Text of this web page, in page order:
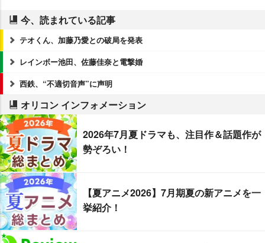
今、読まれている記事
テオくん、加藤乃愛との破局を発表
レインボー池田、佐藤佳奈と電撃婚
西鉄、“不適切音声”に声明
オリコン インフォメーション
2026年7月夏ドラマも、注目作＆話題作が
勢ぞろい！
【夏アニメ2026】7月期夏の新アニメを一
挙紹介！